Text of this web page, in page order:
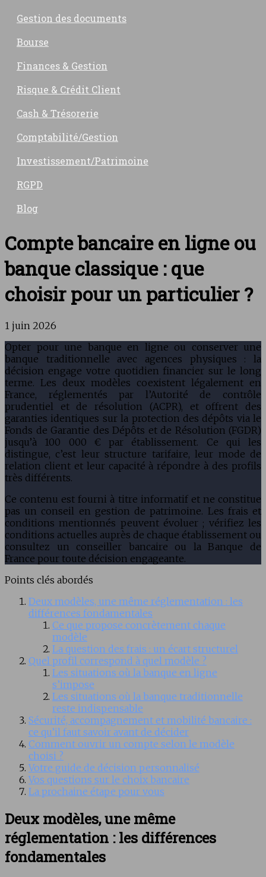
Gestion des documents
Bourse
Finances & Gestion
Risque & Crédit Client
Cash & Trésorerie
Comptabilité/Gestion
Investissement/Patrimoine
RGPD
Blog
Compte bancaire en ligne ou
banque classique : que
choisir pour un particulier ?
1 juin 2026
Opter pour une banque en ligne ou conserver une
banque traditionnelle avec agences physiques : la
décision engage votre quotidien financier sur le long
terme. Les deux modèles coexistent légalement en
France, réglementés par l’Autorité de contrôle
prudentiel et de résolution (ACPR), et offrent des
garanties identiques sur la protection des dépôts via le
Fonds de Garantie des Dépôts et de Résolution (FGDR)
jusqu’à 100 000 € par établissement. Ce qui les
distingue, c’est leur structure tarifaire, leur mode de
relation client et leur capacité à répondre à des profils
très différents.
Ce contenu est fourni à titre informatif et ne constitue
pas un conseil en gestion de patrimoine. Les frais et
conditions mentionnés peuvent évoluer ; vérifiez les
conditions actuelles auprès de chaque établissement ou
consultez un conseiller bancaire ou la Banque de
France pour toute décision engageante.
Points clés abordés
Deux modèles, une même réglementation : les
différences fondamentales
Ce que propose concrètement chaque
modèle
La question des frais : un écart structurel
Quel profil correspond à quel modèle ?
Les situations où la banque en ligne
s’impose
Les situations où la banque traditionnelle
reste indispensable
Sécurité, accompagnement et mobilité bancaire :
ce qu’il faut savoir avant de décider
Comment ouvrir un compte selon le modèle
choisi ?
Votre guide de décision personnalisé
Vos questions sur le choix bancaire
La prochaine étape pour vous
Deux modèles, une même
réglementation : les différences
fondamentales